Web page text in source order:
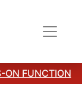
ON FUNCTION